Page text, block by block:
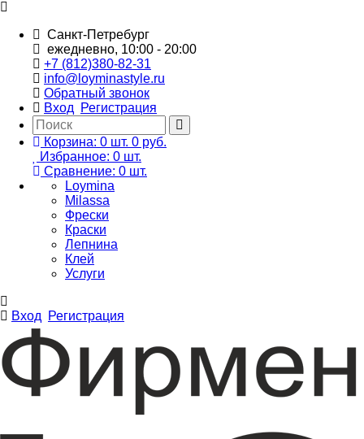
Санкт-Петребург
ежедневно, 10:00 - 20:00
+7 (812)380-82-31
info@loyminastyle.ru
Обратный звонок
Вход
Регистрация
Корзина: 0 шт. 0 руб.
Избранное: 0 шт.
Сравнение: 0 шт.
Loymina
Milassa
Фрески
Краски
Лепнина
Клей
Услуги
Вход Регистрация